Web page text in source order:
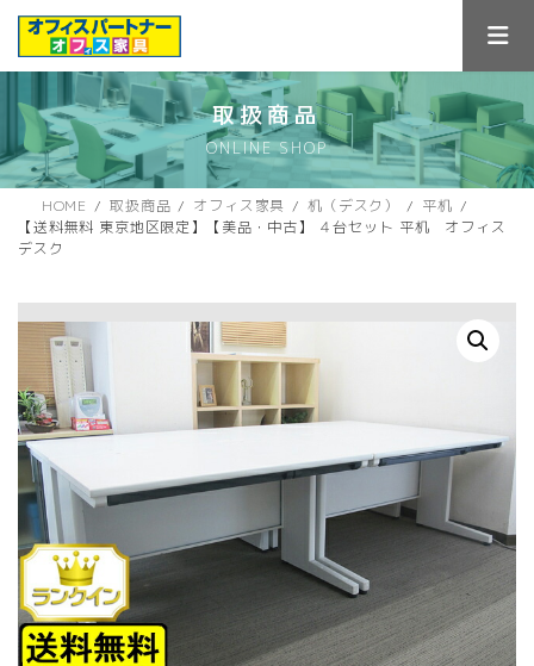
ス
キ
ン
に
取扱商品
ONLINE SHOP
HOME 取扱商品 オフィス家具 机（デスク）
平机
【送料無料 東京地区限定】【美品・中古】 ４台セット 平机 オフィス
デスク